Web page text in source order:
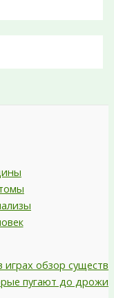
обзор существ
пугают до дрожи